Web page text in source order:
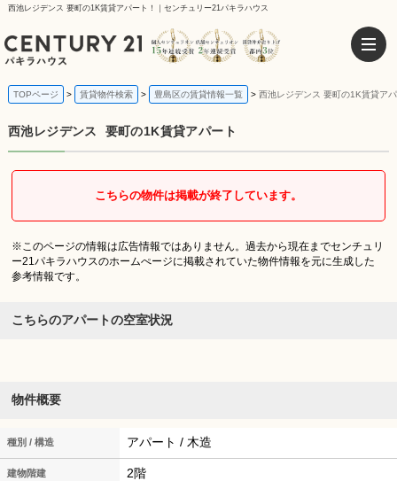
西池レジデンス 要町の1K賃貸アパート！｜センチュリー21パキラハウス
TOPページ 賃貸物件検索 豊島区の賃貸情報一覧 西池レジデンス 要町の1K賃貸ア
西池レジデンス 要町の1K賃貸アパート
こちらの物件は掲載が終了しています。
※このページの情報は広告情報ではありません。過去から現在までセンチュリ
ー21パキラハウスのホームぺージに掲載されていた物件情報を元に生成した
参考情報です。
こちらのアパートの空室状況
物件概要
種別 / 構造 アパート / 木造
建物階建 2階